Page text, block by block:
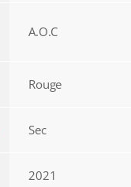
A.O.C
Rouge
Sec
2021